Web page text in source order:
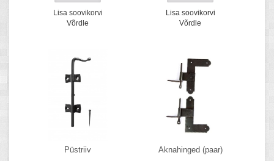
Lisa soovikorvi
Võrdle
Lisa soovikorvi
Võrdle
Püstriiv Aknahinged (paar)